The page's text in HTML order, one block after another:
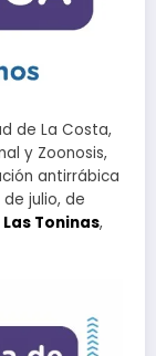
de La Costa,
y Zoonosis,
antirrábica
julio, de
Las Toninas,